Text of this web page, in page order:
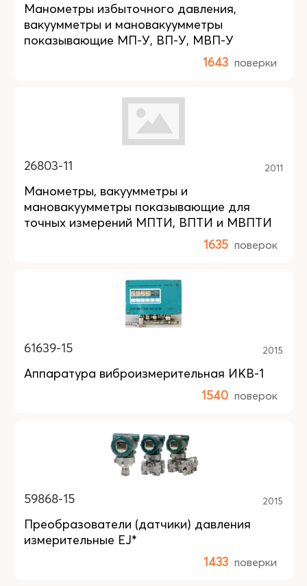
Манометры избыточного давления,
вакуумметры и мановакуумметры
показывающие МП-У, ВП-У, МВП-У
1643 поверки
26803-11 2011
Манометры, вакуумметры и
мановакуумметры показывающие для
точных измерений МПТИ, ВПТИ и МВПТИ
1635 поверок
61639-15 2015
Аппаратура виброизмерительная ИКВ-1
1540 поверок
59868-15 2015
Преобразователи (датчики) давления
измерительные EJ*
1433 поверки